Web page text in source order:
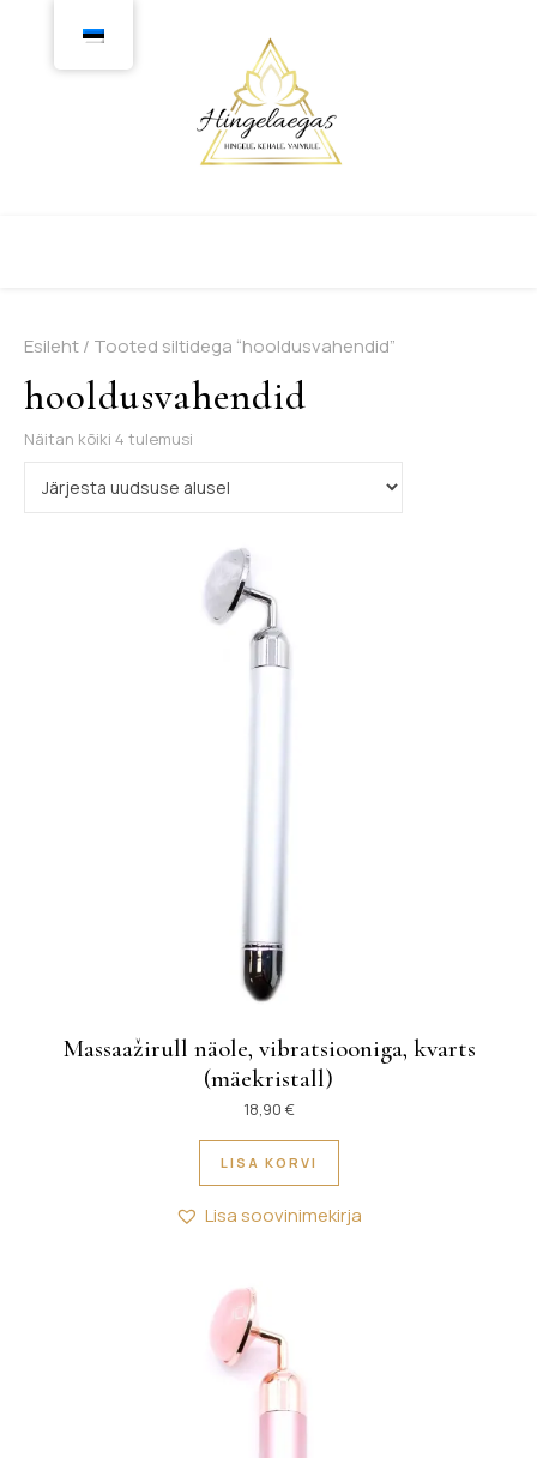
Esileht/ Tooted siltidega “hooldusvahendid”
hooldusvahendid
Näitan kõiki 4 tulemusi
Massaažirull näole, vibratsiooniga, kvarts
(mäekristall)
18,90 €
LISA KORVI
Lisa soovinimekirja